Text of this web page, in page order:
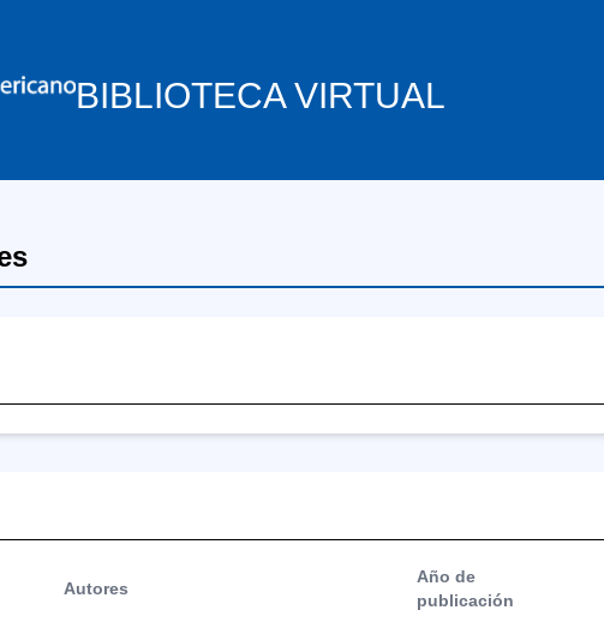
BIBLIOTECA VIRTUAL
Autores
Año de
publicación